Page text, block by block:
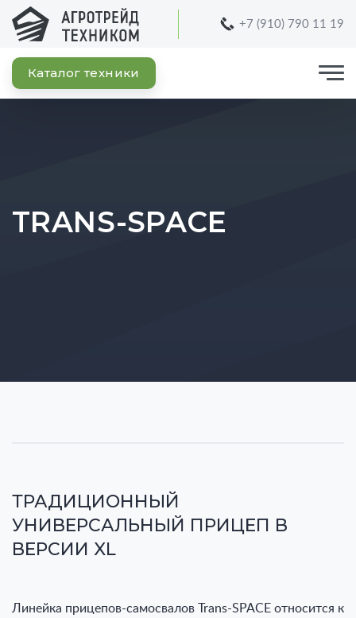
+7 (910) 790 11 19
Каталог техники
TRANS-SPACE
ТРАДИЦИОННЫЙ
УНИВЕРСАЛЬНЫЙ ПРИЦЕП В
ВЕРСИИ XL
Линейка прицепов-самосвалов Trans-SPACE относится к